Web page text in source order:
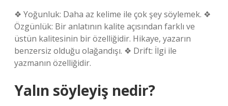
❖ Yoğunluk: Daha az kelime ile çok şey söylemek. ❖
Özgünlük: Bir anlatının kalite açısından farklı ve
üstün kalitesinin bir özelliğidir. Hikaye, yazarın
benzersiz olduğu olağandışı. ❖ Drift: İlgi ile
yazmanın özelliğidir.
Yalın söyleyiş nedir?